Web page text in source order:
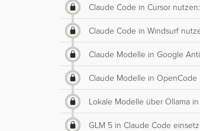
Claude Code in Cursor
Claude Code in Windsurf
Claude Modelle in Google
Claude Modelle in
Lokale Modelle über Ollama
GLM 5 in Claude Code